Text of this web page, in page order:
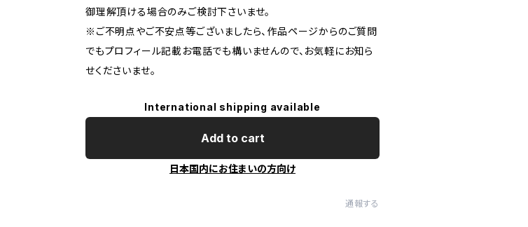
御理解頂ける場合のみご検討下さいませ。
※ご不明点やご不安点等ございましたら、作品ページからのご質問
でもプロフィール記載お電話でも構いませんので、お気軽にお知ら
せくださいませ。
International shipping available
Add to cart
日本国内にお住まいの方向け
通報する